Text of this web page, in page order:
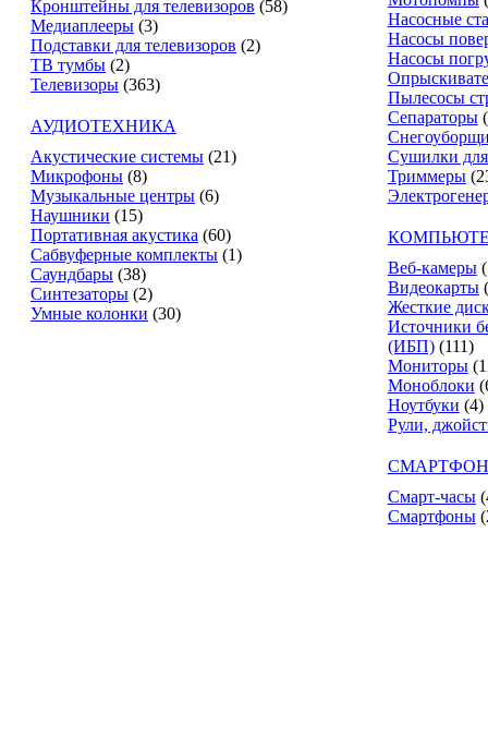
Кронштейны для телевизоров (58)
Медиаплееры (3)
Подставки для телевизоров (2)
ТВ тумбы (2)
Телевизоры (363)
АУДИОТЕХНИКА
Акустические системы (21)
Микрофоны (8)
Музыкальные центры (6)
Наушники (15)
Портативная акустика (60)
Сабвуферные комплекты (1)
Саундбары (38)
Синтезаторы (2)
Умные колонки (30)
Насосные
Насосы
Насосы
Пылесосы
Сепараторы
Сушилки
Триммеры
Веб-камеры
Видеокарты
Жесткие
Источники
(ИБП) (111)
Мониторы
Моноблоки
Ноутбуки (4)
Рули,
Смарт-часы
Смартфоны